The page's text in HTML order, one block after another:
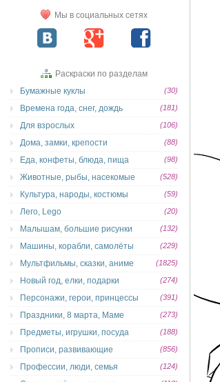
Мы в социальных сетях
Раскраски по разделам
Бумажные куклы
(30)
Времена года, снег, дождь (181)
Для взрослых (106)
Дома, замки, крепости (88)
Еда, конфеты, блюда, пища (98)
Животные, рыбы, насекомые (528)
Культура, народы, костюмы (59)
Лего, Lego (20)
Малышам, большие рисунки (132)
Машины, корабли, самолёты (229)
Мультфильмы, сказки, аниме (1825)
Новый год, елки, подарки (274)
Персонажи, герои, принцессы (391)
Праздники, 8 марта, Маме (273)
Предметы, игрушки, посуда (188)
Прописи, развивающие (856)
Профессии, люди, семья (124)